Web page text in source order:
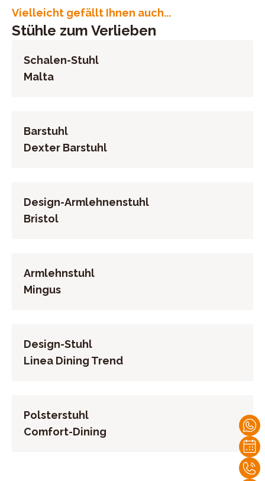
E-Mail-Adresse: venjakob@venjakob-moebel.de
UID (Umsatzsteuer-Identifikationsnummer): DE
126783408
Vielleicht gefällt Ihnen auch...
Stühle zum Verlieben
Schalen-Stuhl
Malta
Barstuhl
Dexter Barstuhl
Design-Armlehnenstuhl
Bristol
Armlehnstuhl
Mingus
Design-Stuhl
Linea Dining Trend
Polsterstuhl
Comfort-Dining